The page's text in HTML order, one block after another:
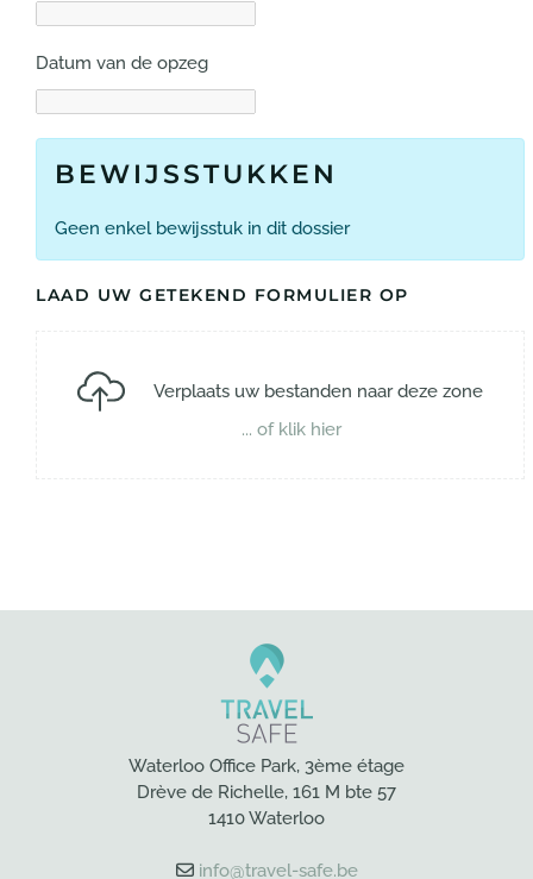
Datum van de opzeg
BEWIJSSTUKKEN
Geen enkel bewijsstuk in dit dossier
LAAD UW GETEKEND FORMULIER OP
Verplaats uw bestanden naar deze zone
... of klik hier
Waterloo Office Park, 3ème étage
Drève de Richelle, 161 M bte 57
1410 Waterloo
info@travel-safe.be